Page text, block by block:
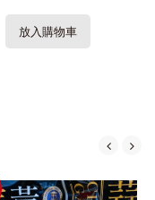
放入購物車